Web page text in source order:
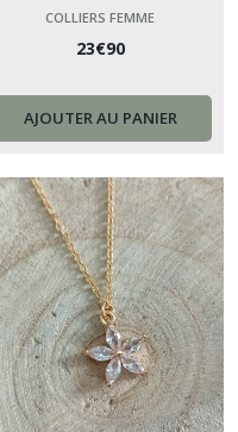
mariage - chaine classique
collier fin personnalisable
COLLIERS FEMME
23€90
AJOUTER AU PANIER